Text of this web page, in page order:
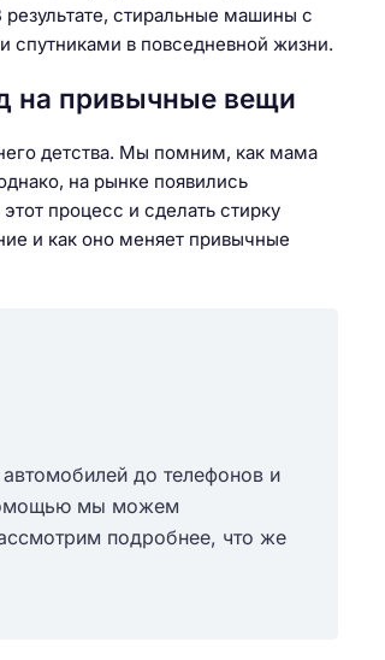
результате, стиральные машины с
в повседневной жизни.
на привычные вещи
детства. Мы помним, как мама
на рынке появились
процесс и сделать стирку
и как оно меняет привычные
до телефонов и
мы можем
подробнее, что же